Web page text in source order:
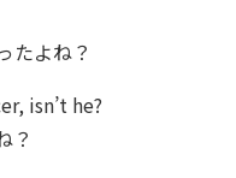
たよね？
isn’t he?
？